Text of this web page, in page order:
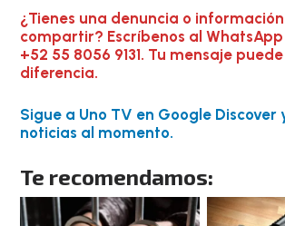
¿Tienes una denuncia o
compartir? Escríbenos al WhatsApp
+52 55 8056 9131. Tu mensaje
diferencia.
Sigue a Uno TV en Google Discover
noticias al momento.
Te recomendamos: